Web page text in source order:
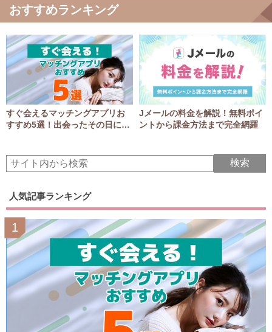
おすすめランキング
すぐ会えるマッチングアプリお
すすめ5選！出会ったその日にア
Jメールの料金を解説！無料ポイ
ントから課金方法まで完全網羅
人気記事ランキング